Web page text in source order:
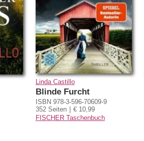
Linda Castillo
Blinde Furcht
ISBN 978-3-596-70609-9
352 Seiten
€ 10,99
FISCHER Taschenbuch